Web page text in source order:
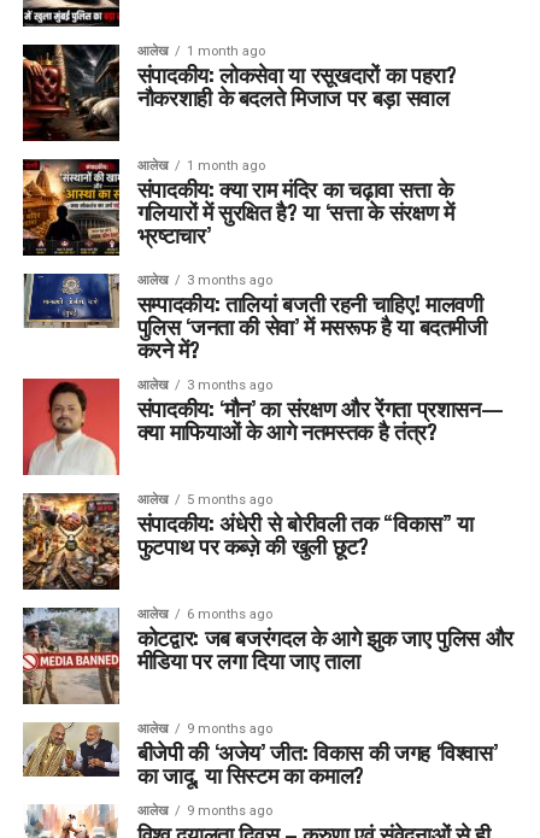
आलेख 1 month ago
संपादकीय: लोकसेवा या रसूखदारों का पहरा?
नौकरशाही के बदलते मिजाज पर बड़ा सवाल
आलेख 1 month ago
संपादकीय: क्या राम मंदिर का चढ़ावा सत्ता के
गलियारों में सुरक्षित है? या ‘सत्ता के संरक्षण में
भ्रष्टाचार’
आलेख 3 months ago
सम्पादकीय: तालियां बजती रहनी चाहिए! मालवणी
पुलिस ‘जनता की सेवा’ में मसरूफ है या बदतमीजी
करने में?
आलेख 3 months ago
संपादकीय: ‘मौन’ का संरक्षण और रेंगता प्रशासन—
क्या माफियाओं के आगे नतमस्तक है तंत्र?
आलेख 5 months ago
संपादकीय: अंधेरी से बोरीवली तक “विकास” या
फुटपाथ पर कब्ज़े की खुली छूट?
आलेख 6 months ago
कोटद्वार: जब बजरंगदल के आगे झुक जाए पुलिस और
मीडिया पर लगा दिया जाए ताला
आलेख 9 months ago
बीजेपी की ‘अजेय’ जीत: विकास की जगह ‘विश्वास’
का जादू, या सिस्टम का कमाल?
आलेख 9 months ago